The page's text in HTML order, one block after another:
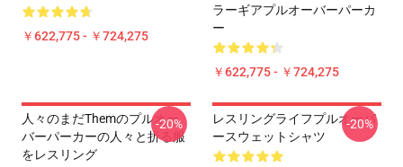
￥622,775 - ￥724,275
ラーギアプルオーバーパーカ
ー
￥622,775 - ￥724,275
人々のまだThemのプルオー
バーパーカーの人々と折る服
をレスリング
-20%
レスリングライフプルオーバ
ースウェットシャツ
-20%